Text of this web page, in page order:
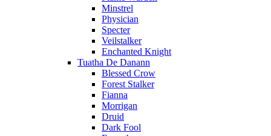
Minstrel
Physician
Specter
Veilstalker
Enchanted Knight
Tuatha De Danann
Blessed Crow
Forest Stalker
Fianna
Morrigan
Druid
Dark Fool